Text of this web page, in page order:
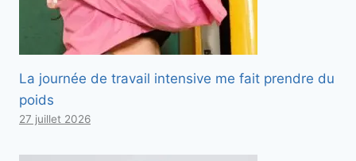
La journée de travail intensive me fait prendre du
poids
27 juillet 2026